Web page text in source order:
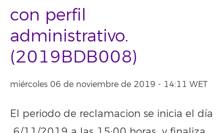
con perfil
administrativo.
(2019BDB008)
miércoles 06 de noviembre de 2019 - 14:11 WET
El periodo de reclamacion se inicia el día